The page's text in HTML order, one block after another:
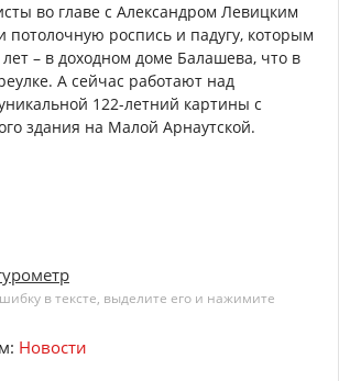
во главе с Александром Левицким
потолочную роспись и падугу, которым
– в доходном доме Балашева, что в
А сейчас работают над
122-летний картины с
здания на Малой Арнаутской.
в тексте, выделите его и нажимите
Новости